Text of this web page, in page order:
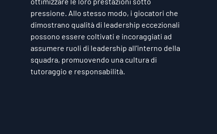
pressione. Allo stesso modo, i giocatori che
dimostrano qualità di leadership eccezionali
possono essere coltivati e incoraggiati ad
assumere ruoli di leadership all'interno della
squadra, promuovendo una cultura di
tutoraggio e responsabilità.